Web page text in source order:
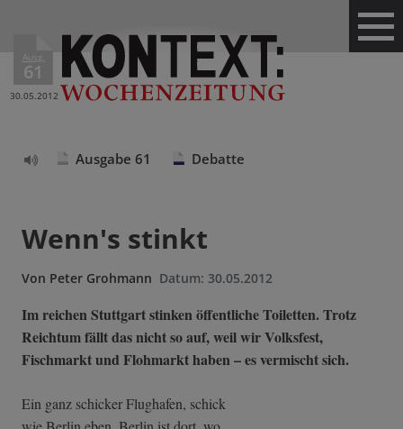
Ausg.
61
30.05.2012
Ausgabe 61 Debatte
Wenn's stinkt
Von Peter Grohmann Datum: 30.05.2012
Im reichen Stuttgart stinken öffentliche Toiletten. Trotz
Reichtum fällt das nicht so auf, weil wir Volksfest,
Fischmarkt und Flohmarkt haben – es vermischt sich.
Ein ganz schicker Flughafen, schick